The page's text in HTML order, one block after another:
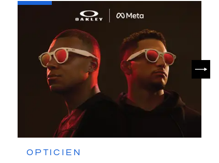
OPTICIEN
-